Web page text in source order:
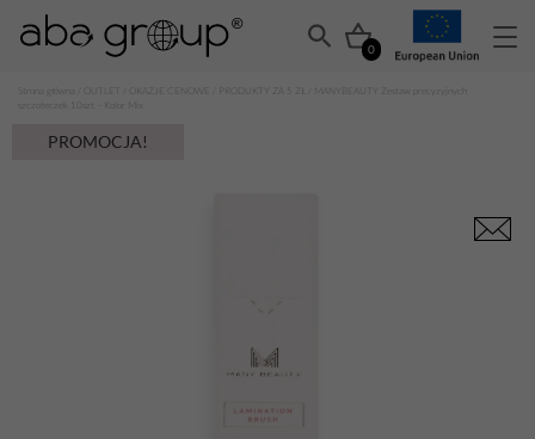
0
OKAZJE CENOWE PRODUKTY ZA 5 ZŁ
/ MANYBEAUTY Zestaw precyzyjnych
szczoteczek 10szt – Kolor Mix
PROMOCJA!